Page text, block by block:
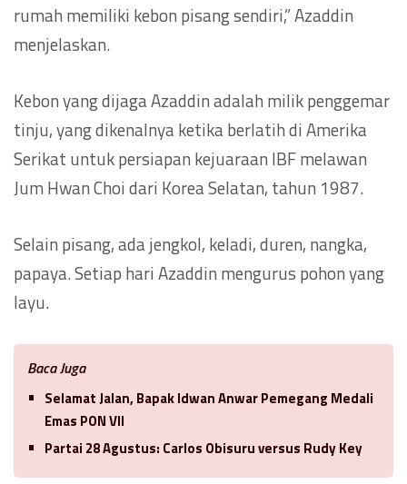
rumah memiliki kebon pisang sendiri,” Azaddin
menjelaskan.
Kebon yang dijaga Azaddin adalah milik penggemar
tinju, yang dikenalnya ketika berlatih di Amerika
Serikat untuk persiapan kejuaraan IBF melawan
Jum Hwan Choi dari Korea Selatan, tahun 1987.
Selain pisang, ada jengkol, keladi, duren, nangka,
papaya. Setiap hari Azaddin mengurus pohon yang
layu.
Baca Juga
Selamat Jalan, Bapak Idwan Anwar Pemegang Medali
Emas PON VII
Partai 28 Agustus: Carlos Obisuru versus Rudy Key